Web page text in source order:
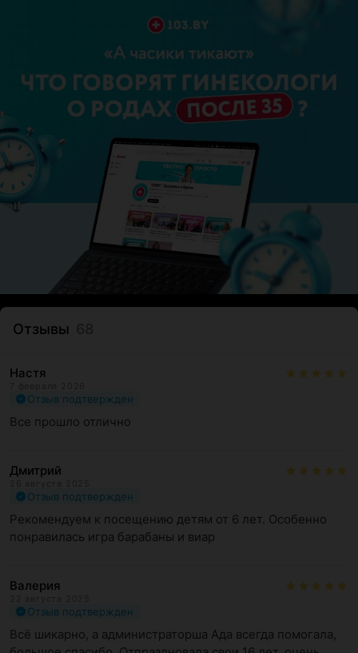
Отзывы
Настя
Отзыв подтвержден
Все прошло отлично
Дмитрий
Отзыв подтвержден
Рекомендуем к посещению детям от 6 лет. Особенно
понравилась игра барабаны и виар
Валерия
Отзыв подтвержден
Всё шикарно, а администраторша Ада всегда помогала,